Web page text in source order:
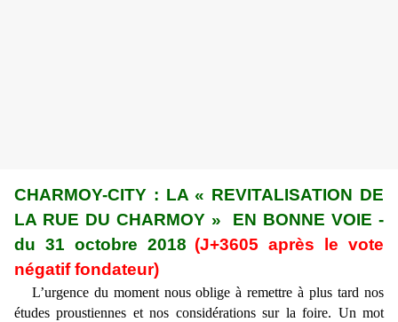
CHARMOY-CITY : LA « REVITALISATION DE
LA RUE DU CHARMOY » EN BONNE VOIE -
du 31 octobre 2018 (J+3605 après le vote
négatif fondateur)
L’urgence du moment nous oblige à remettre à plus tard nos
études proustiennes et nos considérations sur la foire. Un mot